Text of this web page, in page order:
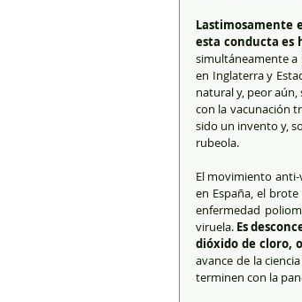
Lastimosamente
esta conducta es
simultáneamente a
en Inglaterra y
natural y, peor
con la vacunación
sido un invento y,
rubeola.
El movimiento
en España, el
enfermedad
viruela. Es
dióxido de cloro,
avance de la
terminen con la